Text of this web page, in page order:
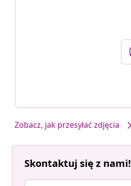
Zobacz, jak przesyłać zdjęcia
Skontaktuj się z nami!